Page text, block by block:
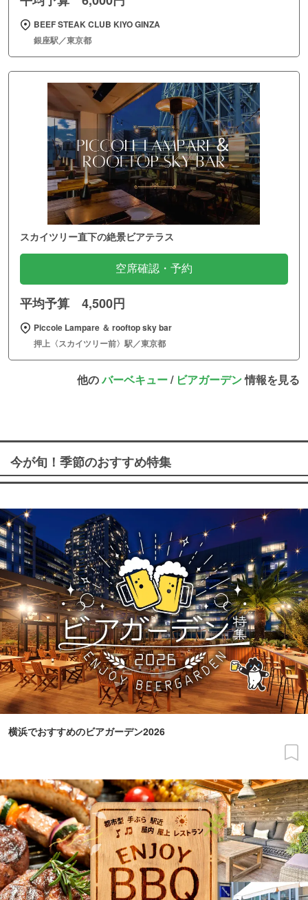
BEEF STEAK CLUB KIYO GINZA
銀座駅／東京都
スカイツリー直下の絶景ビアテラス
空席確認・予約
平均予算 4,500円
Piccole Lampare ＆ rooftop sky bar
押上〈スカイツリー前〉駅／東京都
他のバーベキュー/ ビアガーデン情報を見る
今が旬！季節のおすすめ特集
横浜でおすすめのビアガーデン2026